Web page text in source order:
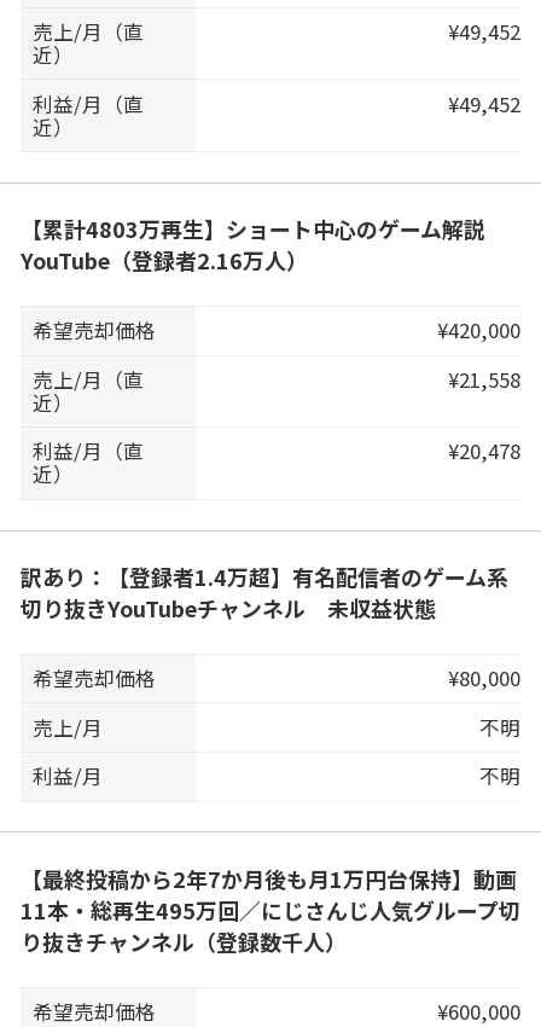
売上/月（直
近）
¥49,452
利益/月（直
近）
¥49,452
【累計4803万再生】ショート中心のゲーム解説
YouTube（登録者2.16万人）
希望売却価格
¥420,000
売上/月（直
近）
¥21,558
利益/月（直
近）
¥20,478
訳あり：【登録者1.4万超】有名配信者のゲーム系
切り抜きYouTubeチャンネル 未収益状態
希望売却価格
¥80,000
売上/月
不明
利益/月
不明
【最終投稿から2年7か月後も月1万円台保持】動画
11本・総再生495万回／にじさんじ人気グループ切
り抜きチャンネル（登録数千人）
希望売却価格
¥600,000